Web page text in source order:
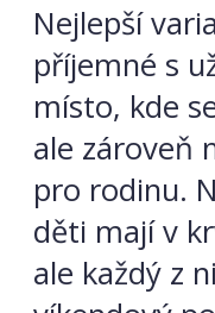
Nejlepší
příjemné s
místo, kde
ale zároveň
pro rodinu.
děti mají v
ale každý z